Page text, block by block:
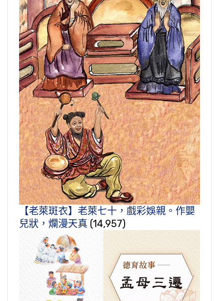
【老萊斑衣】老萊七十，戲彩娛親。作嬰
兒狀，爛漫天真 (14,957)